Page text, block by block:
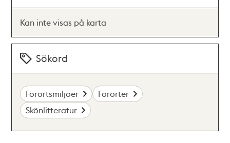
Kan inte visas på karta
Sökord
Förortsmiljöer
Förorter
Skönlitteratur